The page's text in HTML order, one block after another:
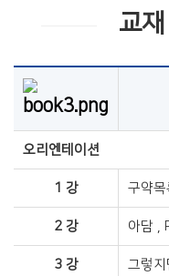
교
오리엔테이션
1 강 구약
2 강 아담 ,
3 강 그렇